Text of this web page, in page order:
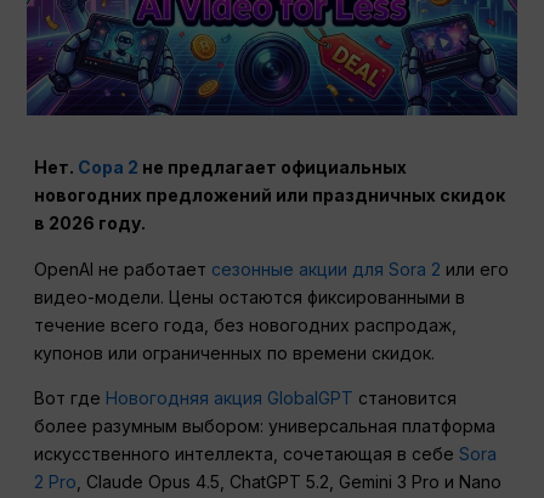
Нет. Сора 2 не предлагает официальных
новогодних предложений или праздничных скидок
в 2026 году.
OpenAI не работает сезонные акции для Sora 2 или его
видео-модели. Цены остаются фиксированными в
течение всего года, без новогодних распродаж,
купонов или ограниченных по времени скидок.
Вот где Новогодняя акция GlobalGPT становится
более разумным выбором: универсальная платформа
искусственного интеллекта, сочетающая в себеSora
2 Pro , Claude Opus 4.5, ChatGPT 5.2, Gemini 3 Pro и Nano